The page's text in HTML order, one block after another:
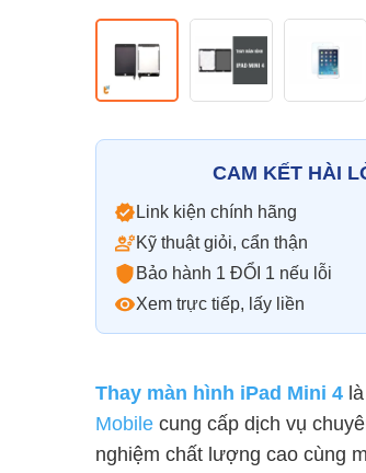
CAM KẾT HÀI
Link kiện chính hãng
Kỹ thuật giỏi, cẩn thận
Bảo hành 1 ĐỔI 1 nếu lỗi
Xem trực tiếp, lấy liền
Thay màn hình iPad Mini 4
Mobile cung cấp dịch vụ
nghiệm chất lượng cao cùng